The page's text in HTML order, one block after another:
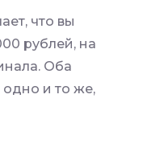
что вы
рублей, на
Оба
одно и то же,